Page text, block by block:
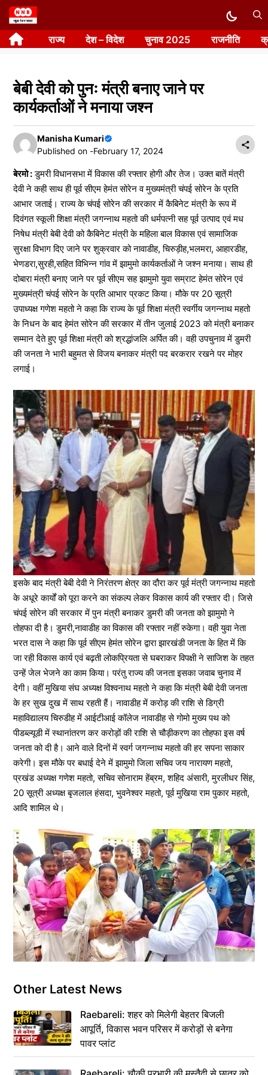
Skip
to
content राज्य देश – विदेश चुनाव 2025 राजनीति
बेबी देवी को पुनः मंत्री बनाए जाने पर
कार्यकर्ताओं ने मनाया जश्न
Manisha Kumari
Published on -February 17, 2024
बेरमो :डुमरी विधानसभा में विकास की रफ्तार होगी और तेज। उक्त बातें मंत्री
देवी ने कही साथ ही पूर्व सीएम हेमंत सोरेन व मुख्यमंत्री चंपई सोरेन के प्रति
आभार जताई। राज्य के चंपई सोरेन की सरकार में कैबिनेट मंत्री के रूप में
दिवंगत स्कूली शिक्षा मंत्री जगन्नाथ महतो की धर्मपत्नी सह पूर्व उत्पाद एवं मध
निषेध मंत्री बेबी देवी को कैबिनेट मंत्री के महिला बाल विकास एवं सामाजिक
सुरक्षा विभाग दिए जाने पर शुक्रवार को नावाडीह, चिरुड़ीह,भलमरा, आहारडीह,
भेणडरा,सुरही,सहित विभिन्न गांव में झामुमो कार्यकर्ताओं ने जश्न मनाया। साथ ही
दोबारा मंत्री बनाए जाने पर पूर्व सीएम सह झामुमो युवा सम्राट हेमंत सोरेन एवं
मुख्यमंत्री चंपई सोरेन के प्रति आभार प्रकट किया। मौके पर 20 सूत्री
उपाध्यक्ष गणेश महतो ने कहा कि राज्य के पूर्व शिक्षा मंत्री स्वर्गीय जगन्नाथ महतो
के निधन के बाद हेमंत सोरेन की सरकार में तीन जुलाई 2023 को मंत्री बनाकर
सम्मान देते हुए पूर्व शिक्षा मंत्री को श्रद्धांजलि अर्पित की। वही उपचुनाव में डुमरी
की जनता ने भारी बहुमत से विजय बनाकर मंत्री पद बरकरार रखने पर मोहर
लगाई।
इसके बाद मंत्री बेबी देवी ने निरंतरण क्षेत्र का दौरा कर पूर्व मंत्री जगन्नाथ महतो
के अधूरे कार्यों को पूरा करने का संकल्प लेकर विकास कार्य की रफ्तार दी। जिसे
चंपई सोरेन की सरकार में पुन मंत्री बनाकर डुमरी की जनता को झामुमो ने
तोहफा दी है। डुमरी,नावाडीह का विकास की रफ्तार नहीं रुकेगा। वही युवा नेता
भरत दास ने कहा कि पूर्व सीएम हेमंत सोरेन द्वारा झारखंडी जनता के हित में कि
जा रही विकास कार्य एवं बढ़ती लोकप्रियता से घबराकर विपक्षी ने साजिश के तहत
उन्हें जेल भेजने का काम किया। परंतु राज्य की जनता इसका जवाब चुनाव में
देगी। वहीं मुखिया संघ अध्यक्ष विश्वनाथ महतो ने कहा कि मंत्री बेबी देवी जनता
के हर सुख दुख में साथ रहती हैं। नावाडीह में करोड़ की राशि से डिग्री
महाविद्यालय चिरुडीह में आईटीआई कॉलेज नावाडीह से गोमो मुख्य पथ को
पीडब्ल्यूडी में स्थानांतरण कर करोड़ों की राशि से चौड़ीकरण का तोहफा इस वर्ष
जनता को दी है। आने वाले दिनों में स्वर्ग जगन्नाथ महतो की हर सपना साकार
करेगी। इस मौके पर बधाई देने में झामुमो जिला सचिव जय नारायण महतो,
प्रखंड अध्यक्ष गणेश महतो, सचिव सोनाराम हेंब्रम, शहिद अंसारी, मुरलीधर सिंह,
20 सूत्री अध्यक्ष बृजलाल हंसदा, भुवनेश्वर महतो, पूर्व मुखिया राम पुकार महतो,
आदि शामिल थे।
Other Latest News
Raebareli: शहर को मिलेगी बेहतर बिजली
आपूर्ति, विकास भवन परिसर में करोड़ों से बनेगा
पावर प्लांट